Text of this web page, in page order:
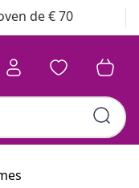
de € 70